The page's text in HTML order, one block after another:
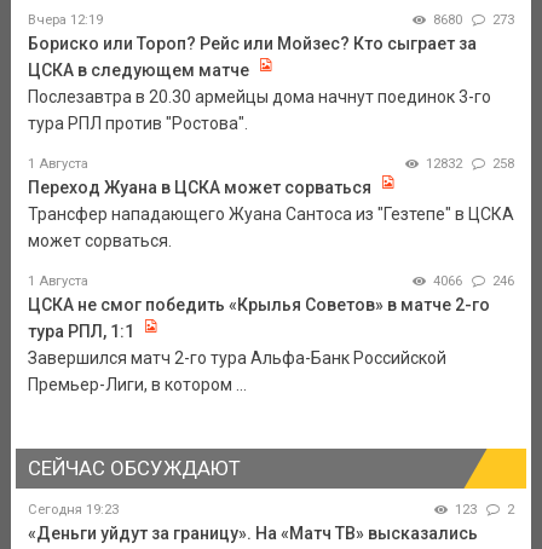
Вчера 12:19 8680 273
Бориско или Тороп? Рейс или Мойзес? Кто сыграет за
ЦСКА в следующем матче
Послезавтра в 20.30 армейцы дома начнут поединок 3-го
тура РПЛ против "Ростова".
1 Августа 12832 258
Переход Жуана в ЦСКА может сорваться
Трансфер нападающего Жуана Сантоса из "Гезтепе" в ЦСКА
может сорваться.
1 Августа 4066 246
ЦСКА не смог победить «Крылья Советов» в матче 2-го
тура РПЛ, 1:1
Завершился матч 2-го тура Альфа-Банк Российской
Премьер-Лиги, в котором ...
СЕЙЧАС ОБСУЖДАЮТ
Сегодня 19:23 123 2
«Деньги уйдут за границу». На «Матч ТВ» высказались